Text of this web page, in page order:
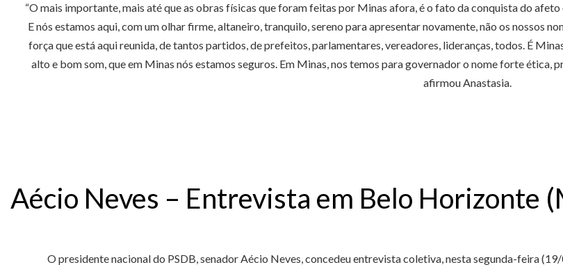
“O mais importante, mais até que as obras físicas que foram feitas por Minas afora, é o fato da conquista do
E nós estamos aqui, com um olhar firme, altaneiro, tranquilo, sereno para apresentar novamente, não os nossos
força que está aqui reunida, de tantos partidos, de prefeitos, parlamentares, vereadores, lideranças, todos. É
alto e bom som, que em Minas nós estamos seguros. Em Minas, nos temos para governador o nome forte
afirmou Anastasia.
Aécio Neves – Entrevista em Belo Horizonte
O presidente nacional do PSDB, senador Aécio Neves, concedeu entrevista coletiva, nesta segunda-feira